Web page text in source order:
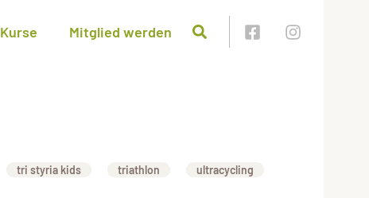
Kurse Mitglied werden
tri styria kids triathlon ultracycling